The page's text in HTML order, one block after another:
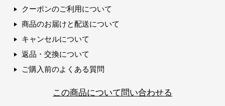
クーポンのご利用について
商品のお届けと配送について
キャンセルについて
返品・交換について
ご購入前のよくある質問
この商品について問い合わせる